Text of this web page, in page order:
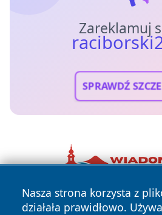
Zareklamuj
SPRAWDŹ
Nasza strona korzysta z
działała prawidłowo.